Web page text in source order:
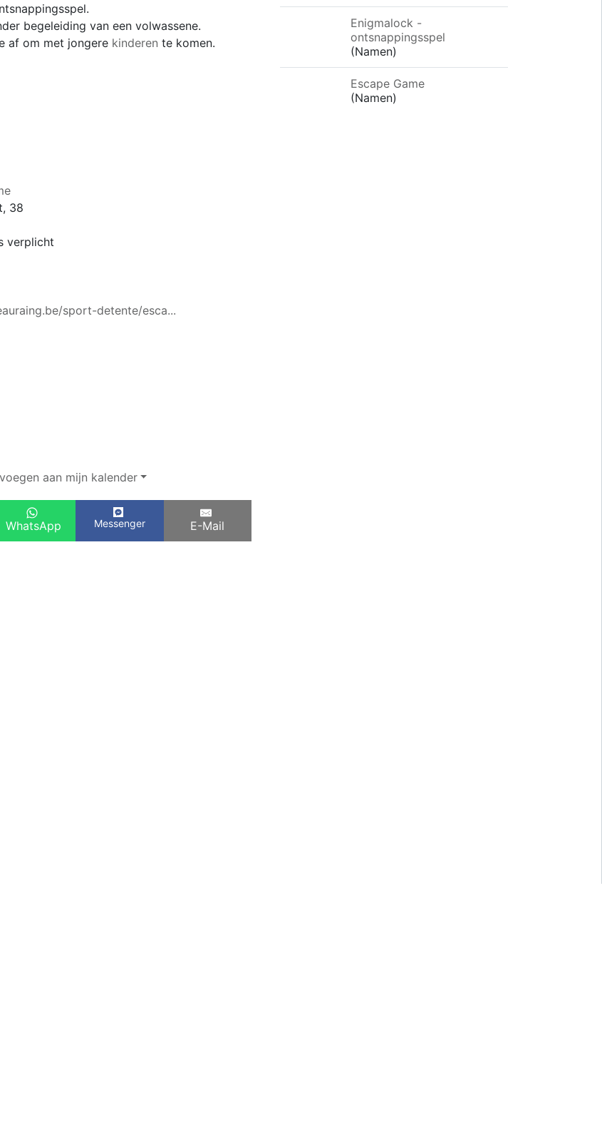
begeleiding van een volwassene.
af om met jongere kinderen te komen.
38
verplicht
sport-detente/esca...
aan mijn kalender
WhatsApp Messenger E-Mail
Enigmalock -
ontsnappingsspel
(Namen)
Escape Game
(Namen)